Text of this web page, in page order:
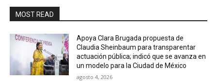
MOST READ
Apoya Clara Brugada propuesta de
Claudia Sheinbaum para transparentar
actuación pública; indicó que se avanza en
un modelo para la Ciudad de México
agosto 4, 2026